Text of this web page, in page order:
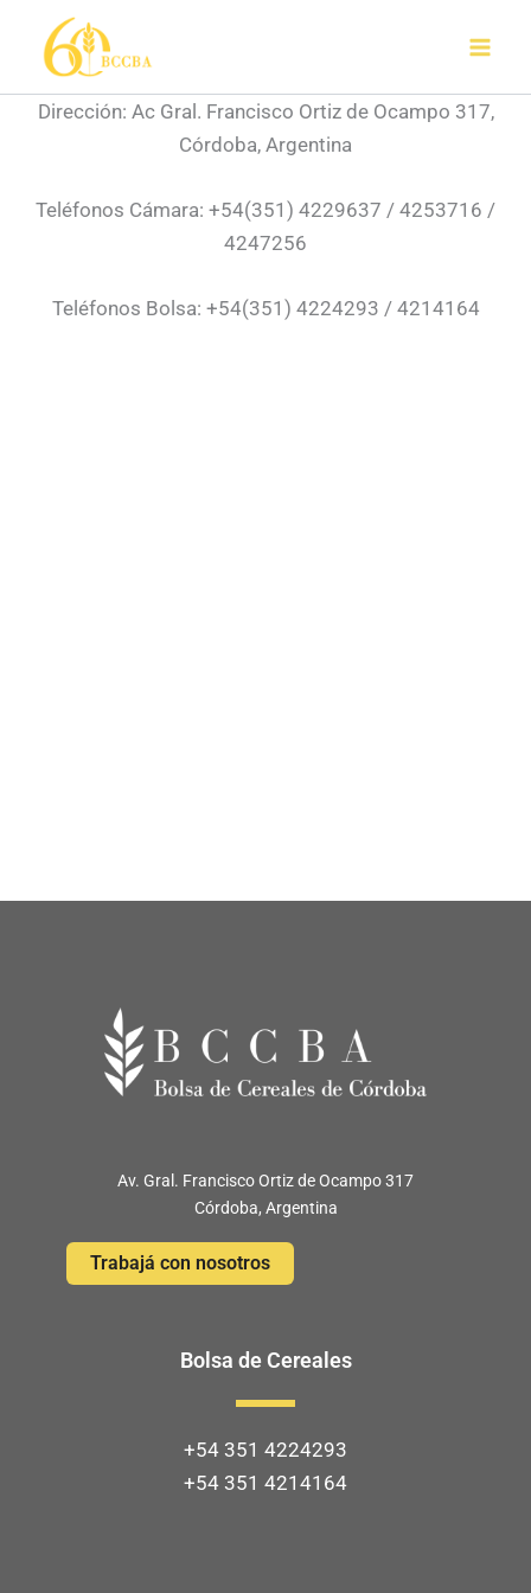
contenido
Dirección: Ac Gral. Francisco Ortiz de Ocampo 317,
Córdoba, Argentina
Teléfonos Cámara: +54(351) 4229637 / 4253716 /
4247256
Teléfonos Bolsa: +54(351) 4224293 / 4214164
Av. Gral. Francisco Ortiz de Ocampo 317
Córdoba, Argentina
Trabajá con nosotros
Bolsa de Cereales
+54 351 4224293
+54 351 4214164